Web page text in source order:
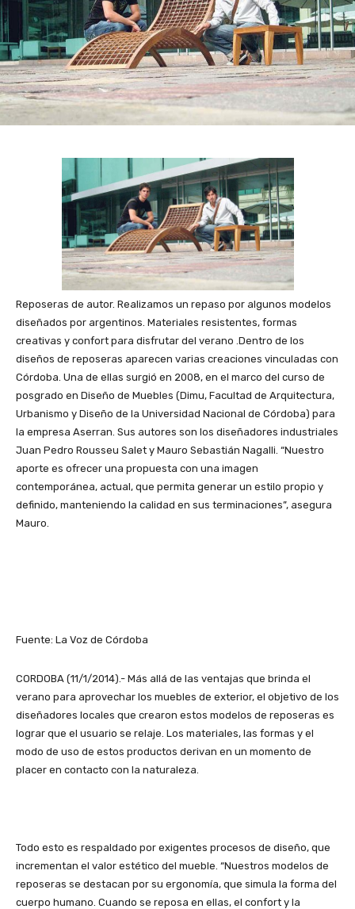
Reposeras de autor. Realizamos un repaso por algunos modelos
diseñados por argentinos. Materiales resistentes, formas
creativas y confort para disfrutar del verano .Dentro de los
diseños de reposeras aparecen varias creaciones vinculadas con
Córdoba. Una de ellas surgió en 2008, en el marco del curso de
posgrado en Diseño de Muebles (Dimu, Facultad de Arquitectura,
Urbanismo y Diseño de la Universidad Nacional de Córdoba) para
la empresa Aserran. Sus autores son los diseñadores industriales
Juan Pedro Rousseu Salet y Mauro Sebastián Nagalli. “Nuestro
aporte es ofrecer una propuesta con una imagen
contemporánea, actual, que permita generar un estilo propio y
definido, manteniendo la calidad en sus terminaciones”, asegura
Mauro.
Fuente: La Voz de Córdoba
CORDOBA (11/1/2014).- Más allá de las ventajas que brinda el
verano para aprovechar los muebles de exterior, el objetivo de los
diseñadores locales que crearon estos modelos de reposeras es
lograr que el usuario se relaje. Los materiales, las formas y el
modo de uso de estos productos derivan en un momento de
placer en contacto con la naturaleza.
Todo esto es respaldado por exigentes procesos de diseño, que
incrementan el valor estético del mueble. “Nuestros modelos de
reposeras se destacan por su ergonomía, que simula la forma del
cuerpo humano. Cuando se reposa en ellas, el confort y la